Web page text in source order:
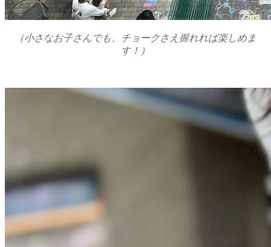
（小さなお子さんでも、チョークさえ握れれば楽しめま
す！）